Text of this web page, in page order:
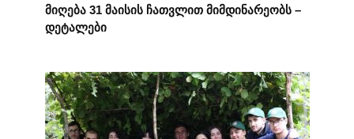
მიღება 31 მაისის ჩათვლით მიმდინარეობს –
დეტალები